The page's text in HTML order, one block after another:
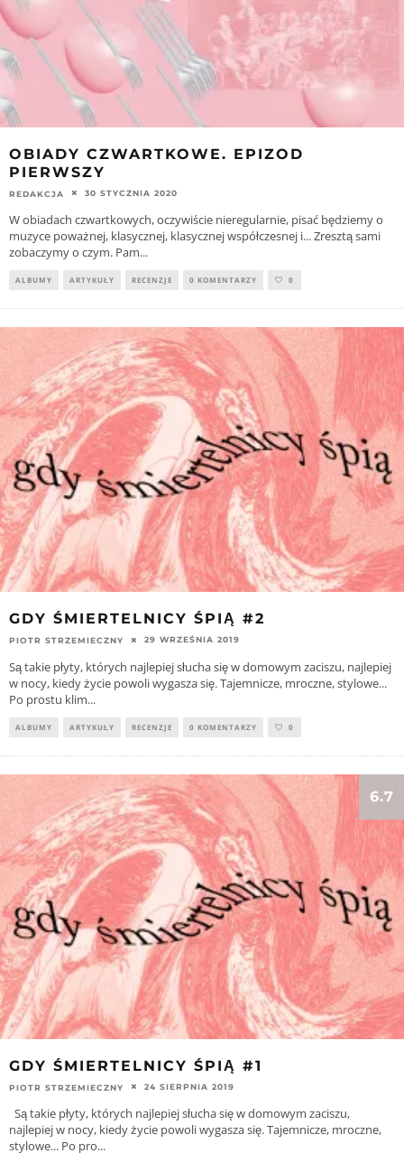
OBIADY CZWARTKOWE. EPIZOD
PIERWSZY
REDAKCJA 30 STYCZNIA 2020
W obiadach czwartkowych, oczywiście nieregularnie, pisać będziemy o
muzyce poważnej, klasycznej, klasycznej współczesnej i... Zresztą sami
zobaczymy o czym. Pam...
ALBUMY ARTYKUŁY RECENZJE 0 KOMENTARZY 0
GDY ŚMIERTELNICY ŚPIĄ #2
PIOTR STRZEMIECZNY 29 WRZEŚNIA 2019
Są takie płyty, których najlepiej słucha się w domowym zaciszu, najlepiej
w nocy, kiedy życie powoli wygasza się. Tajemnicze, mroczne, stylowe...
Po prostu klim...
ALBUMY ARTYKUŁY RECENZJE 0 KOMENTARZY 0
6.7
GDY ŚMIERTELNICY ŚPIĄ #1
PIOTR STRZEMIECZNY 24 SIERPNIA 2019
Są takie płyty, których najlepiej słucha się w domowym zaciszu,
najlepiej w nocy, kiedy życie powoli wygasza się. Tajemnicze, mroczne,
stylowe... Po pro...